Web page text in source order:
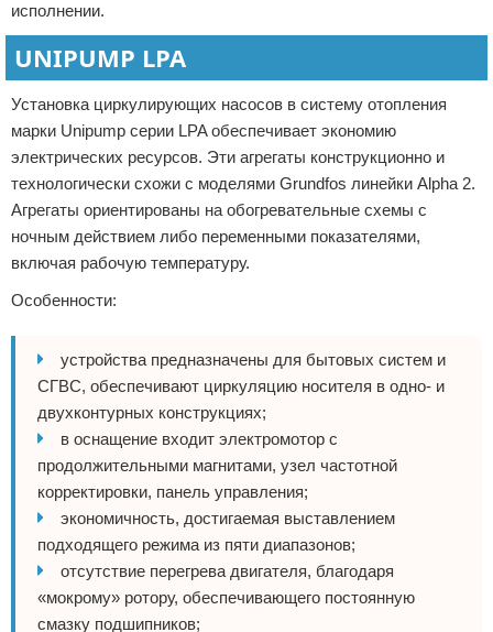
исполнении.
UNIPUMP LPA
Установка циркулирующих насосов в систему отопления
марки Unipump серии LPA обеспечивает экономию
электрических ресурсов. Эти агрегаты конструкционно и
технологически схожи с моделями Grundfos линейки Alpha 2.
Агрегаты ориентированы на обогревательные схемы с
ночным действием либо переменными показателями,
включая рабочую температуру.
Особенности:
устройства предназначены для бытовых систем и
СГВС, обеспечивают циркуляцию носителя в одно- и
двухконтурных конструкциях;
в оснащение входит электромотор с
продолжительными магнитами, узел частотной
корректировки, панель управления;
экономичность, достигаемая выставлением
подходящего режима из пяти диапазонов;
отсутствие перегрева двигателя, благодаря
«мокрому» ротору, обеспечивающего постоянную
смазку подшипников;